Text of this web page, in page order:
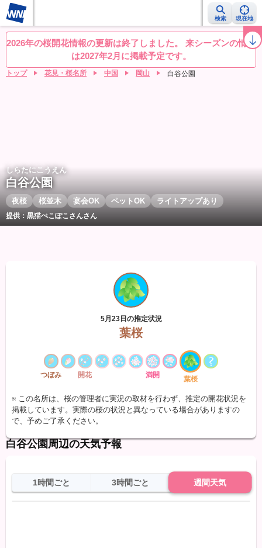
検索 現在地
桜レーダー 名所ランキング 桜開花予想NEWS お花見動画 目的別
2026年の桜開花情報の更新は終了しました。 来シーズンの情報
は2027年2月に掲載予定です。
トップ 花見・桜名所 中国 岡山 白谷公園
しらたにこうえん
白谷公園
夜桜 桜並木 宴会OK ペットOK ライトアップあり
提供：黒猫ぺこぽこさんさん
5月23日の推定状況
葉桜
つぼみ 開花 満開 葉桜
※ この名所は、桜の管理者に実況の取材を行わず、推定の開花状況を
掲載しています。実際の桜の状況と異なっている場合がありますの
で、予めご了承ください。
白谷公園周辺の天気予報
1時間ごと 3時間ごと 週間天気